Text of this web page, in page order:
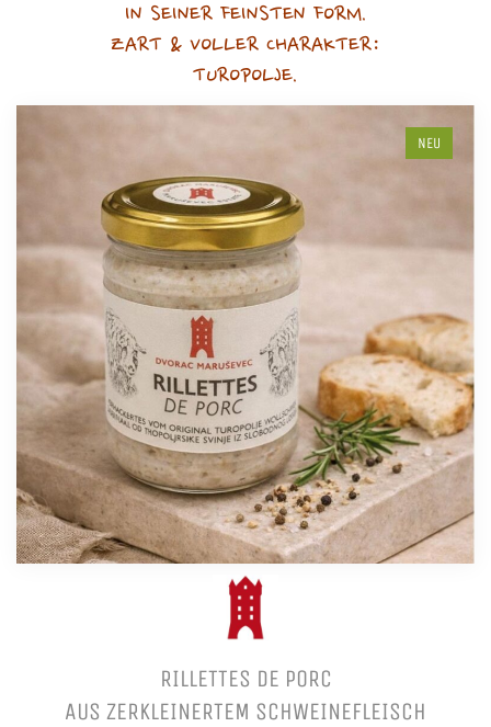
IN SEINER FEINSTEN FORM.
ZART & VOLLER CHARAKTER:
TUROPOLJE.
NEU
RILLETTES DE PORC
AUS ZERKLEINERTEM SCHWEINEFLEISCH